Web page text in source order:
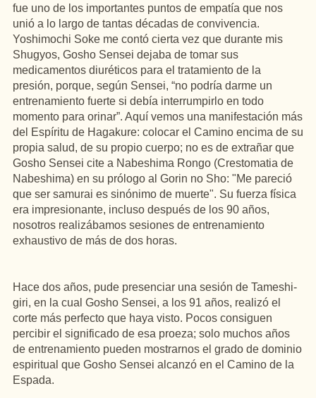
fue uno de los importantes puntos de empatía que nos
unió a lo largo de tantas décadas de convivencia.
Yoshimochi Soke me contó cierta vez que durante mis
Shugyos, Gosho Sensei dejaba de tomar sus
medicamentos diuréticos para el tratamiento de la
presión, porque, según Sensei, “no podría darme un
entrenamiento fuerte si debía interrumpirlo en todo
momento para orinar”. Aquí vemos una manifestación más
del Espíritu de Hagakure: colocar el Camino encima de su
propia salud, de su propio cuerpo; no es de extrañar que
Gosho Sensei cite a Nabeshima Rongo (Crestomatia de
Nabeshima) en su prólogo al Gorin no Sho: "Me pareció
que ser samurai es sinónimo de muerte". Su fuerza física
era impresionante, incluso después de los 90 años,
nosotros realizábamos sesiones de entrenamiento
exhaustivo de más de dos horas.
Hace dos años, pude presenciar una sesión de Tameshi-
giri, en la cual Gosho Sensei, a los 91 años, realizó el
corte más perfecto que haya visto. Pocos consiguen
percibir el significado de esa proeza; solo muchos años
de entrenamiento pueden mostrarnos el grado de dominio
espiritual que Gosho Sensei alcanzó en el Camino de la
Espada.